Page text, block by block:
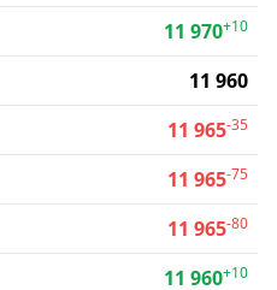
11 970+10
11 960
11 965-35
11 965-75
11 965-80
11 960+10